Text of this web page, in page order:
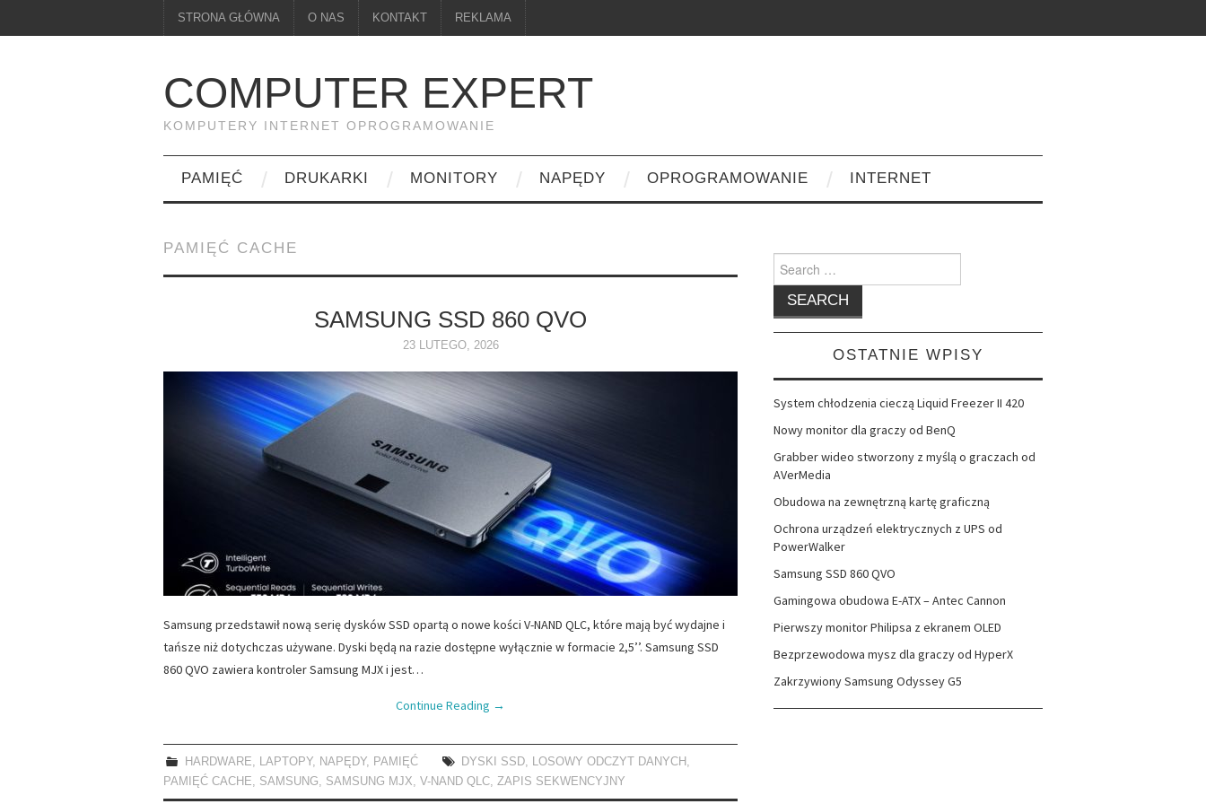
STRONA GŁÓWNA O NAS KONTAKT REKLAMA
COMPUTER EXPERT
KOMPUTERY INTERNET OPROGRAMOWANIE
PAMIĘĆ DRUKARKI MONITORY NAPĘDY OPROGRAMOWANIE INTERNET
PAMIĘĆ CACHE
SAMSUNG SSD 860 QVO
23 LUTEGO, 2026
Samsung przedstawił nową serię dysków SSD opartą o nowe kości V-NAND QLC, które mają być wydajne i
tańsze niż dotychczas używane. Dyski będą na razie dostępne wyłącznie w formacie 2,5’’. Samsung SSD
860 QVO zawiera kontroler Samsung MJX i jest…
Continue Reading →
HARDWARE LAPTOPY, NAPĘDY, PAMIĘĆ DYSKI SSD LOSOWY ODCZYT DANYCH
PAMIĘĆ CACHE
SAMSUNG SAMSUNG MJX V-NAND QLC ZAPIS SEKWENCYJNY
Search
for:
OSTATNIE WPISY
System chłodzenia cieczą Liquid Freezer II 420
Nowy monitor dla graczy od BenQ
Grabber wideo stworzony z myślą o graczach od
AVerMedia
Obudowa na zewnętrzną kartę graficzną
Ochrona urządzeń elektrycznych z UPS od
PowerWalker
Samsung SSD 860 QVO
Gamingowa obudowa E-ATX – Antec Cannon
Pierwszy monitor Philipsa z ekranem OLED
Bezprzewodowa mysz dla graczy od HyperX
Zakrzywiony Samsung Odyssey G5